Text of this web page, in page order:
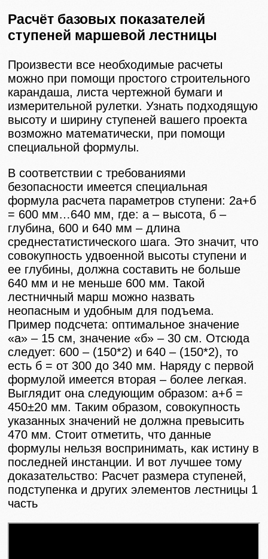
Расчёт базовых показателей
ступеней маршевой лестницы
Произвести все необходимые расчеты
можно при помощи простого строительного
карандаша, листа чертежной бумаги и
измерительной рулетки. Узнать подходящую
высоту и ширину ступеней вашего проекта
возможно математически, при помощи
специальной формулы.
В соответствии с требованиями
безопасности имеется специальная
формула расчета параметров ступени: 2а+б
= 600 мм…640 мм, где: а – высота, б –
глубина, 600 и 640 мм – длина
среднестатистического шага. Это значит, что
совокупность удвоенной высоты ступени и
ее глубины, должна составить не больше
640 мм и не меньше 600 мм. Такой
лестничный марш можно назвать
неопасным и удобным для подъема.
Пример подсчета: оптимальное значение
«а» – 15 см, значение «б» – 30 см. Отсюда
следует: 600 – (150*2) и 640 – (150*2), то
есть б = от 300 до 340 мм. Наряду с первой
формулой имеется вторая – более легкая.
Выглядит она следующим образом: а+б =
450±20 мм. Таким образом, совокупность
указанных значений не должна превысить
470 мм. Стоит отметить, что данные
формулы нельзя воспринимать, как истину в
последней инстанции. И вот лучшее тому
доказательство: Расчет размера ступеней,
подступенка и других элементов лестницы 1
часть